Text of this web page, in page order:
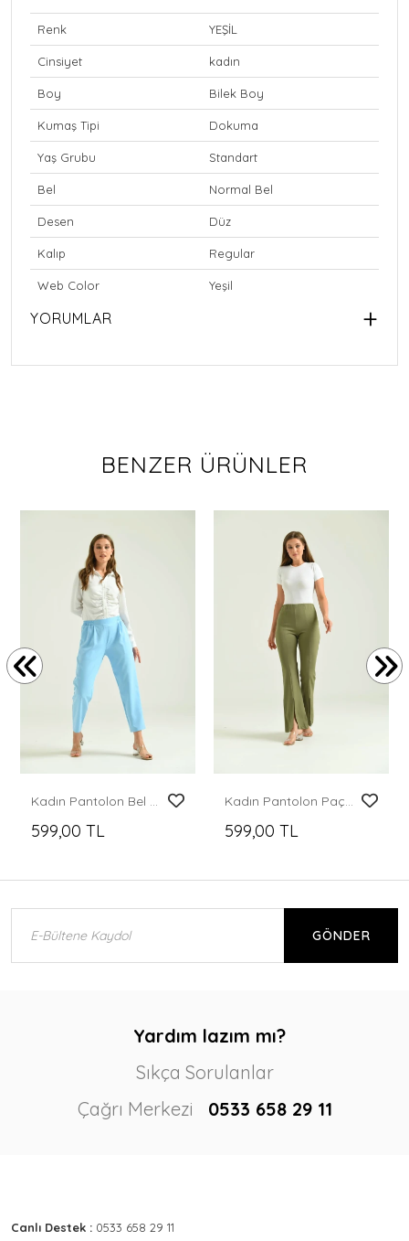
Renk YEŞİL
Cinsiyet kadın
Boy Bilek Boy
Kumaş Tipi Dokuma
Yaş Grubu Standart
Bel Normal Bel
Desen Düz
Kalıp Regular
Web Color Yeşil
YORUMLAR
BENZER ÜRÜNLER
Kadın Pantolon Bel Lastikli Rahat Pantolon Bebe Mavi - T116
599,00 TL
Kadın Pantolon Paça Detaylı Toparlayıcı Yüksel Bel Kumaş Pantolon Haki - T111
599,00 TL
GÖNDER
Yardım lazım mı?
Sıkça Sorulanlar
Çağrı Merkezi
0533 658 29 11
Canlı Destek : 0533 658 29 11